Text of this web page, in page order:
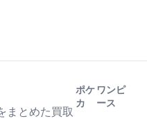
まとめた買取
ポケ
カ
ワンピ
ース